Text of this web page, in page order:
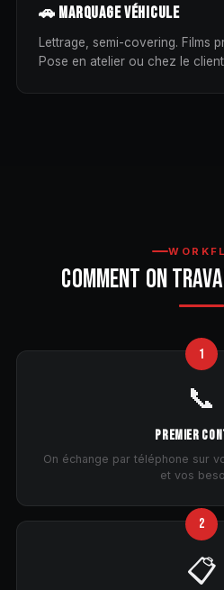
🚗 MARQUAGE VÉHICULE
Lettrage, semi-covering. Films
Pose en atelier ou chez le
COMMENT ON
1
📞
PREMIER
On échange par téléphone sur
et vos
2
📋